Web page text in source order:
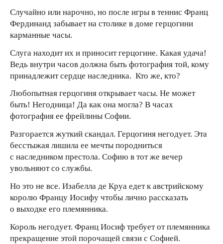
Случайно или нарочно, но после игры в теннис Франц
Фердинанд забывает на столике в доме герцогини
карманные часы.
Слуга находит их и приносит герцогине. Какая удача!
Ведь внутри часов должна быть фотография той, кому
принадлежит сердце наследника. Кто же, кто?
Любопытная герцогиня открывает часы. Не может
быть! Негодница! Да как она могла? В часах
фотография ее фрейлины Софии.
Разгорается жуткий скандал. Герцогиня негодует. Эта
бесстыжая лишила ее мечты породниться
с наследником престола. Софию в тот же вечер
увольняют со службы.
Но это не все. Изабелла де Круа едет к австрийскому
королю Францу Иосифу чтобы лично рассказать
о выходке его племянника.
Король негодует. Франц Иосиф требует от племянника
прекращение этой порочащей связи с Софией.